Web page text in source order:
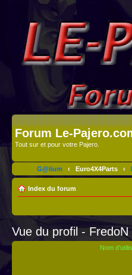
Forum Le-
Tout sur et pour votre Pajero.
G@lium ‹ Euro4X4Parts ‹
Index du forum
Vue du profil - FredoN
Nom